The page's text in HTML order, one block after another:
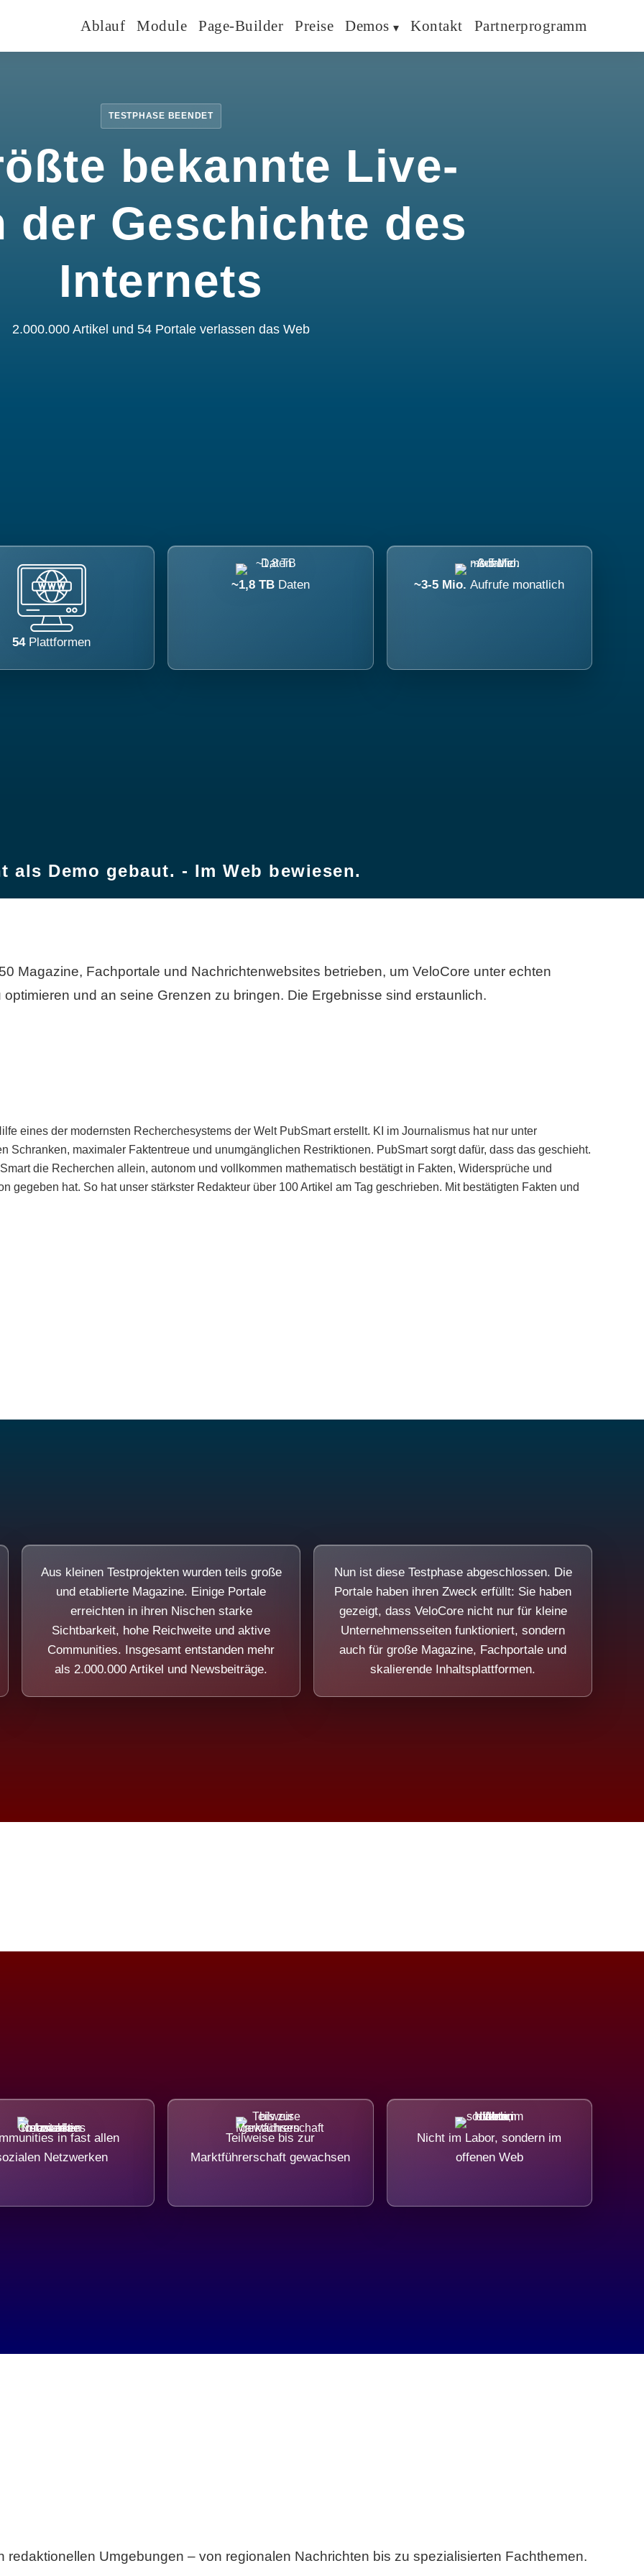
Ablauf Module Page-Builder Preise Demos Kontakt Partnerprogramm
TESTPHASE BEENDET
bekannte Live-
der Geschichte des
Internets
2.000.000 Artikel und 54 Portale verlassen das Web
54 Plattformen
~1,8 TB Daten ~3-5 Mio.Aufrufe monatlich
als Demo gebaut. - Im Web bewiesen.
Magazine, Fachportale und Nachrichtenwebsites betrieben, um VeloCore unter echten
und an seine Grenzen zu bringen. Die Ergebnisse sind erstaunlich.
eines der modernsten Recherchesystems der Welt PubSmart erstellt. KI im Journalismus hat nur unter
Schranken, maximaler Faktentreue und unumgänglichen Restriktionen. PubSmart sorgt dafür, dass das geschieht.
die Recherchen allein, autonom und vollkommen mathematisch bestätigt in Fakten, Widersprüche und
gegeben hat. So hat unser stärkster Redakteur über 100 Artikel am Tag geschrieben. Mit bestätigten Fakten und
Aus kleinen Testprojekten wurden teils große
und etablierte Magazine. Einige Portale
erreichten in ihren Nischen starke
Sichtbarkeit, hohe Reichweite und aktive
Communities. Insgesamt entstanden mehr
als 2.000.000 Artikel und Newsbeiträge.
Nun ist diese Testphase abgeschlossen. Die
Portale haben ihren Zweck erfüllt: Sie haben
gezeigt, dass VeloCore nicht nur für kleine
Unternehmensseiten funktioniert, sondern
auch für große Magazine, Fachportale und
skalierende Inhaltsplattformen.
in fast allen
Netzwerken
Teilweise bis zur
Marktführerschaft gewachsen
Nicht im Labor, sondern im
offenen Web
redaktionellen Umgebungen – von regionalen Nachrichten bis zu spezialisierten Fachthemen.